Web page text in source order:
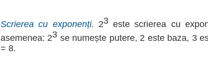
Scrierea cu exponenți. 23este scrierea cu
asemenea: 23 se numește putere, 2 este baza, 3
= 8.